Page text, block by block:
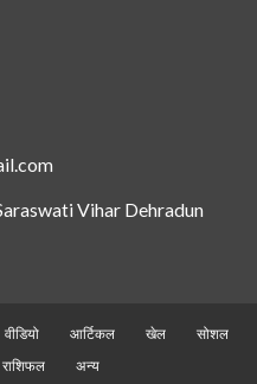
Vihar Dehradun
वीडियो आर्टिकल खेल
सोशल
राशिफल अन्य